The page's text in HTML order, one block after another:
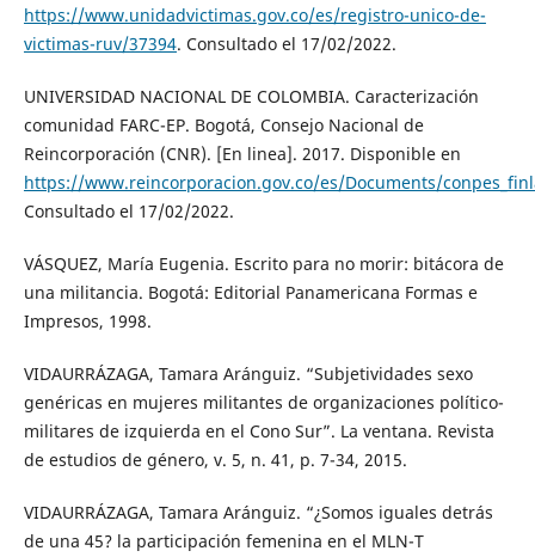
https://www.unidadvictimas.gov.co/es/registro-unico-de-
victimas-ruv/37394. Consultado el 17/02/2022.
UNIVERSIDAD NACIONAL DE COLOMBIA. Caracterización
comunidad FARC-EP. Bogotá, Consejo Nacional de
Reincorporación (CNR). [En linea]. 2017. Disponible en
https://www.reincorporacion.gov.co/es/Documents/
Consultado el 17/02/2022.
VÁSQUEZ, María Eugenia. Escrito para no morir: bitácora de
una militancia. Bogotá: Editorial Panamericana Formas e
Impresos, 1998.
VIDAURRÁZAGA, Tamara Aránguiz. “Subjetividades sexo
genéricas en mujeres militantes de organizaciones político-
militares de izquierda en el Cono Sur”. La ventana. Revista
de estudios de género, v. 5, n. 41, p. 7-34, 2015.
VIDAURRÁZAGA, Tamara Aránguiz. “¿Somos iguales detrás
de una 45? la participación femenina en el MLN-T